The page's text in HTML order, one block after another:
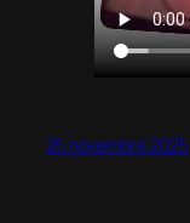
25 novembre 2025